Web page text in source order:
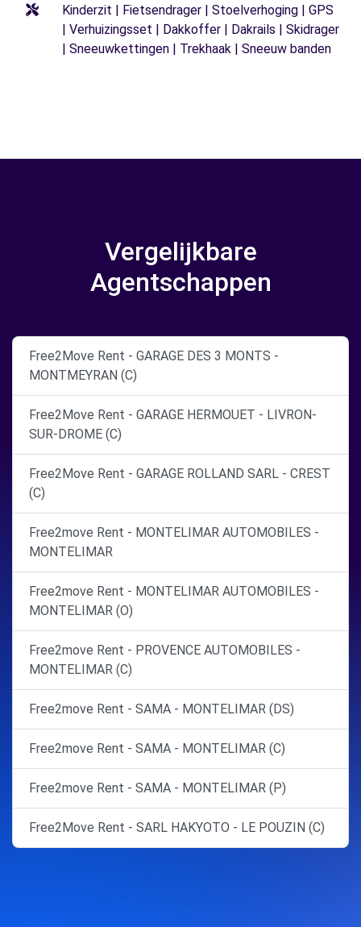
Kinderzit | Fietsendrager | Stoelverhoging | GPS
| Verhuizingsset | Dakkoffer | Dakrails | Skidrager
| Sneeuwkettingen | Trekhaak | Sneeuw banden
Vergelijkbare
Agentschappen
Free2Move Rent - GARAGE DES 3 MONTS -
MONTMEYRAN (C)
Free2Move Rent - GARAGE HERMOUET - LIVRON-
SUR-DROME (C)
Free2Move Rent - GARAGE ROLLAND SARL - CREST
(C)
Free2move Rent - MONTELIMAR AUTOMOBILES -
MONTELIMAR
Free2move Rent - MONTELIMAR AUTOMOBILES -
MONTELIMAR (O)
Free2move Rent - PROVENCE AUTOMOBILES -
MONTELIMAR (C)
Free2move Rent - SAMA - MONTELIMAR (DS)
Free2move Rent - SAMA - MONTELIMAR (C)
Free2move Rent - SAMA - MONTELIMAR (P)
Free2Move Rent - SARL HAKYOTO - LE POUZIN (C)